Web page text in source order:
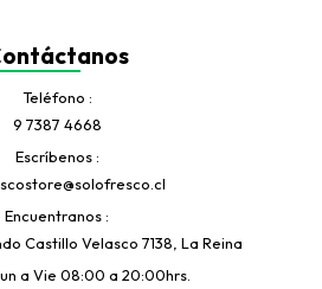
Teléfono
9 7387 4668
Escríbenos
Encuentranos
Castillo Velasco 7138, La Reina
a Vie 08:00 a 20:00hrs.